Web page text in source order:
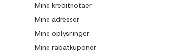
Mine kreditnotaer
Mine adresser
Mine oplysninger
Mine rabatkuponer